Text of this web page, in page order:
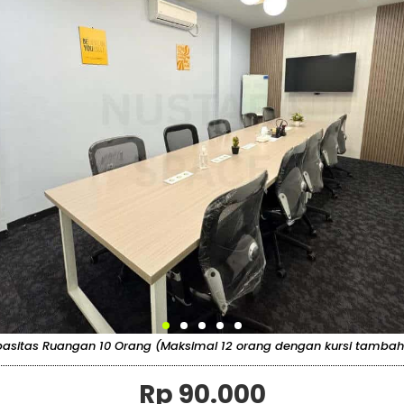
Ruangan 10 Orang (Maksimal 12 orang dengan kursi
Rp 90.000